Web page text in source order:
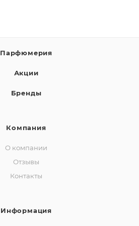
Парфюмерия
Акции
Бренды
Компания
О компании
Отзывы
Контакты
Информация